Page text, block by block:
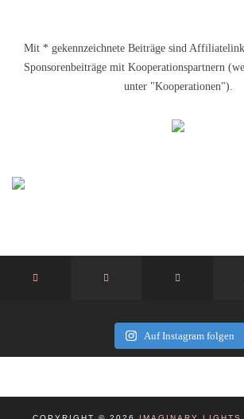
Mit * gekennzeichnete Beiträge sind
Sponsorenbeiträge mit Kooperationspartnern
unter "Kooperationen").
Auf Instagram folgen